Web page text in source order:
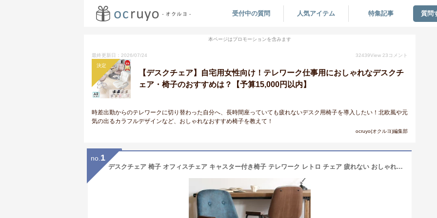
受付中の質問 人気アイテム 特集記事 質問
本ページはプロモーションを含みます
最終更新日：2026/07/24 32439View 23 コメント
決定
【デスクチェア】自宅用女性向け！テレワーク仕事用におしゃれなデスクチ
ェア・椅子のおすすめは？【予算15,000円以内】
時差出勤からのテレワークに切り替わった自分へ、長時間座っていても疲れないデスク用椅子を導入したい！北欧風や元
気の出るカラフルデザインなど、おしゃれなおすすめ椅子を教えて！
ocruyo(オクルヨ)編集部
no. 1
デスクチェア 椅子 オフィスチェア キャスター付き椅子 テレワーク レトロ チェア 疲れない おしゃれ 肘付き オフィス デスク用椅子 低め ワークチェア 高さ調節 肘 木製 パソコンチェア 北欧 在宅 低い レトロ 勉強椅子 コンパクト デスクチェアー